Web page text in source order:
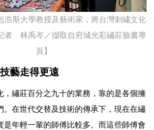
浩斯大學教授及藝術家，將台灣刺繡文化
者 林禹岑／擷取自府城光彩繡莊臉書專
頁】
藝走得更遠
，繡莊百分之九十的業務，靠的是各個擁
。在世代交替及技術的傳承下，現在在繡
是年輕一輩的師傅比較多。而這些師傅會